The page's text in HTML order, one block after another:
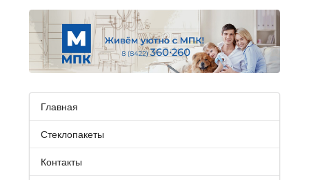
Главная
Стеклопакеты
Контакты